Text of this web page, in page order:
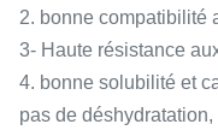
2. bonne compatibilité
3- Haute résistance
4. bonne solubilité et
pas de